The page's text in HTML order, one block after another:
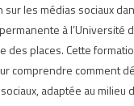
les médias sociaux
à
des places. Cette
comprendre comment
adaptée au milieu